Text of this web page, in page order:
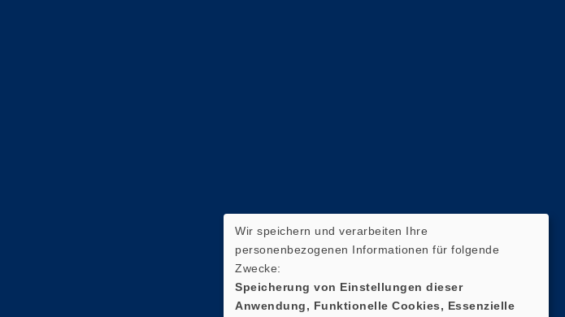
Wir speichern und verarbeiten Ihre
personenbezogenen Informationen für folgende
Zwecke:
Speicherung von Einstellungen dieser
Anwendung, Funktionelle Cookies, Essenzielle